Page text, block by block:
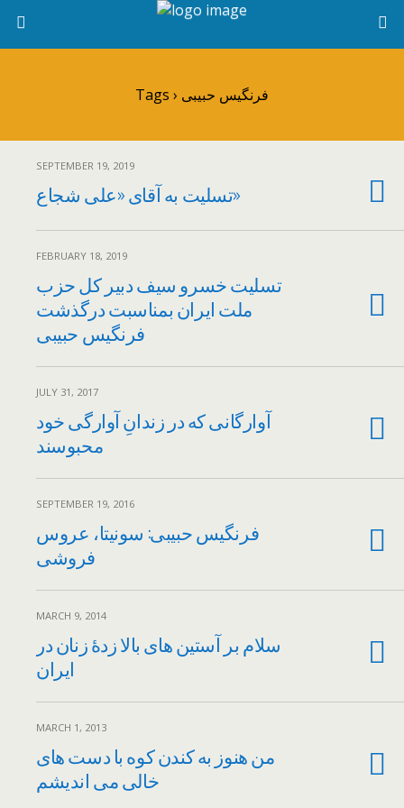
Tags › فرنگیس حبیبی
SEPTEMBER 19, 2019
تسلیت به آقای «علی شجاع»
FEBRUARY 18, 2019
تسلیت خسرو سیف دبیر کل حزب
ملت ایران بمناسبت درگذشت
فرنگیس حبیبی
JULY 31, 2017
آوارگانی که در زندانِ آوارگی خود
محبوسند
SEPTEMBER 19, 2016
فرنگیس حبیبی: سونیتا، عروس
فروشی
MARCH 9, 2014
سلام بر آستین های بالا زدۀ زنان در
ایران
MARCH 1, 2013
من هنوز به کندن کوه با دست های
خالی می اندیشم